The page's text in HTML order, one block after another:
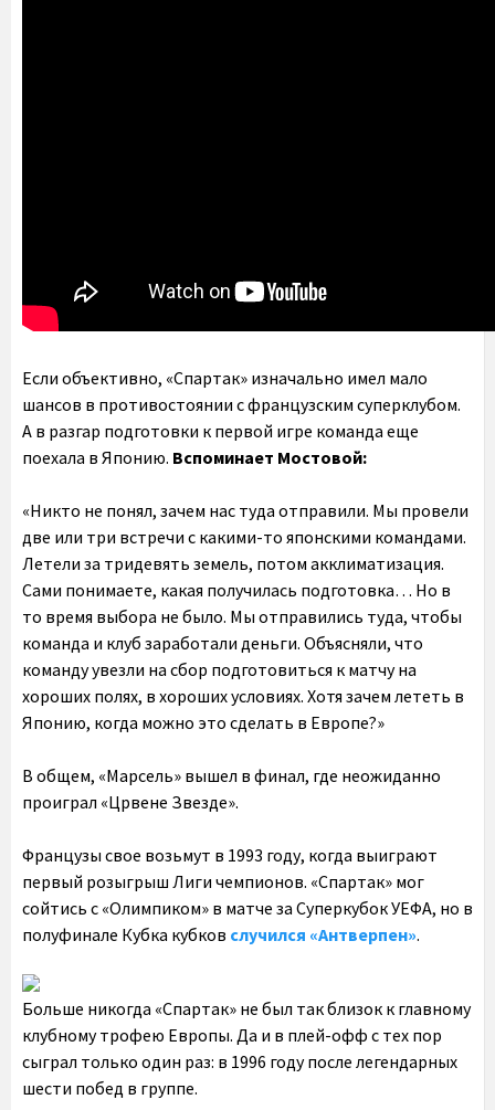
Если объективно, «Спартак» изначально имел мало
шансов в противостоянии с французским суперклубом.
А в разгар подготовки к первой игре команда еще
поехала в Японию. Вспоминает Мостовой:
«Никто не понял, зачем нас туда отправили. Мы провели
две или три встречи с какими-то японскими командами.
Летели за тридевять земель, потом акклиматизация.
Сами понимаете, какая получилась подготовка… Но в
то время выбора не было. Мы отправились туда, чтобы
команда и клуб заработали деньги. Объясняли, что
команду увезли на сбор подготовиться к матчу на
хороших полях, в хороших условиях. Хотя зачем лететь в
Японию, когда можно это сделать в Европе?»
В общем, «Марсель» вышел в финал, где неожиданно
проиграл «Црвене Звезде».
Французы свое возьмут в 1993 году, когда выиграют
первый розыгрыш Лиги чемпионов. «Спартак» мог
сойтись с «Олимпиком» в матче за Суперкубок УЕФА, но в
полуфинале Кубка кубков случился «Антверпен».
Больше никогда «Спартак» не был так близок к главному
клубному трофею Европы. Да и в плей-офф с тех пор
сыграл только один раз: в 1996 году после легендарных
шести побед в группе.